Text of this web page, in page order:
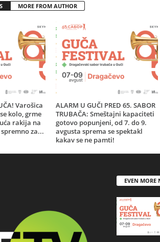
MORE FROM AUTHOR
Varošica
kolo, grme
rakija na
za...
ALARM U GUČI PRED 65. SABOR
TRUBAČA: Smeštajni kapaciteti
gotovo popunjeni, od 7. do 9.
avgusta sprema se spektakl
kakav se ne pamti!
EVEN MORE